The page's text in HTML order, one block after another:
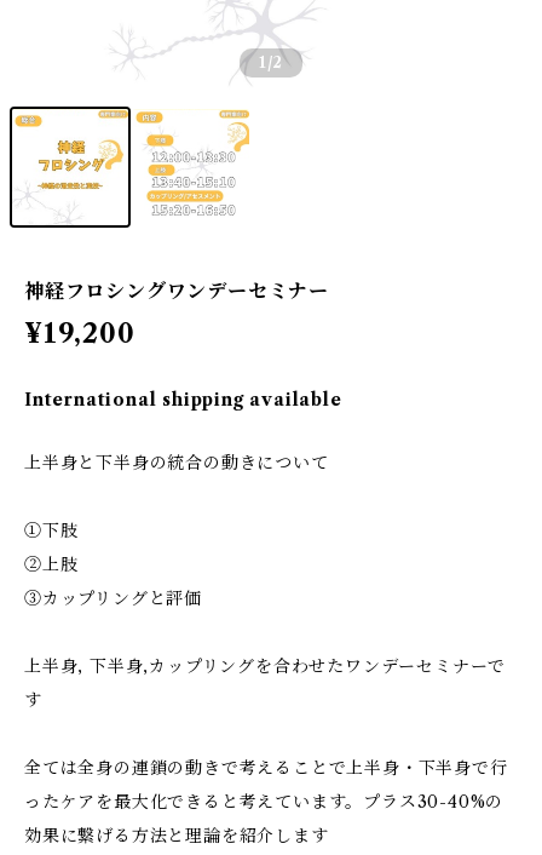
1 /2
神経フロシングワンデーセミナー
¥19,200
International shipping available
上半身と下半身の統合の動きについて
①下肢
②上肢
③カップリングと評価
上半身, 下半身,カップリングを合わせたワンデーセミナーで
す
全ては全身の連鎖の動きで考えることで上半身・下半身で行
ったケアを最大化できると考えています。プラス30-40%の
効果に繋げる方法と理論を紹介します